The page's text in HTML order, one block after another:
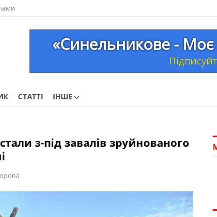
«Синельникове - Моє
СТАТТІ ІНШЕ
з-під завалів зруйнованого